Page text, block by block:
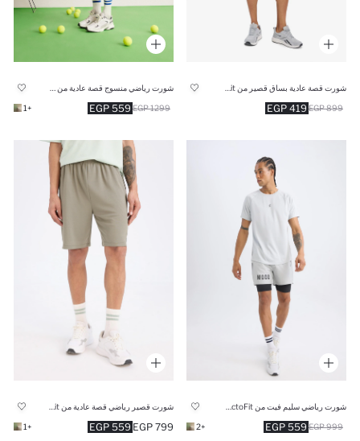
419 EGP 899 EGP
559 EGP 1299 EGP
+1
559 EGP 999 EGP
+2
559 EGP 799 EGP
+1